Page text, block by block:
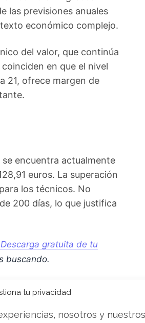
tu privacidad
nosotros y nuestros
las previsiones anuales
económico complejo.
del valor, que continúa
en que el nivel
21, ofrece margen de
encuentra actualmente
euros. La superación
los técnicos. No
200 días, lo que justifica
gratuita de tu
buscando.
acción funciona como
un cambio de
temporal ante la